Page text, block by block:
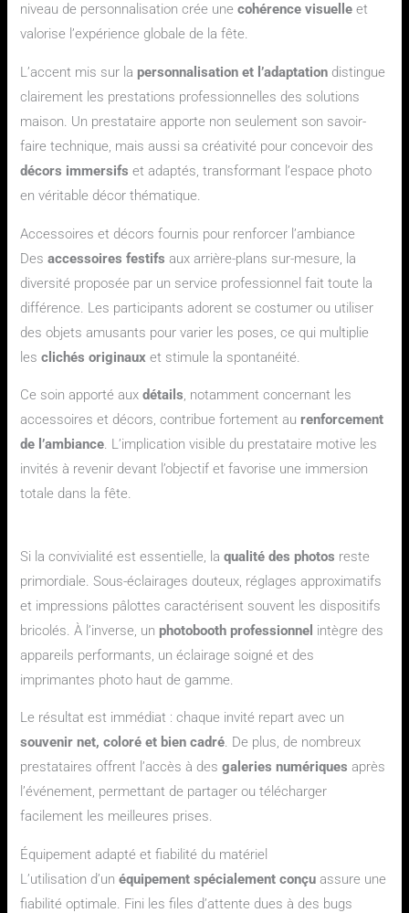
niveau de personnalisation crée unecohérence visuelle et
valorise l’expérience globale de la fête.
L’accent mis sur lapersonnalisation et l’adaptation distingue
clairement les prestations professionnelles des solutions
maison. Un prestataire apporte non seulement son savoir-
faire technique, mais aussi sa créativité pour concevoir des
décors immersifs et adaptés, transformant l’espace photo
en véritable décor thématique.
Accessoires et décors fournis pour renforcer l’ambiance
Desaccessoires festifs aux arrière-plans sur-mesure, la
diversité proposée par un service professionnel fait toute la
différence. Les participants adorent se costumer ou utiliser
des objets amusants pour varier les poses, ce qui multiplie
lesclichés originaux et stimule la spontanéité.
Ce soin apporté auxdétails, notamment concernant les
accessoires et décors, contribue fortement aurenforcement
de l’ambiance. L’implication visible du prestataire motive les
invités à revenir devant l’objectif et favorise une immersion
totale dans la fête.
Si la convivialité est essentielle, laqualité des photos reste
primordiale. Sous-éclairages douteux, réglages approximatifs
et impressions pâlottes caractérisent souvent les dispositifs
bricolés. À l’inverse, unphotobooth professionnel intègre des
appareils performants, un éclairage soigné et des
imprimantes photo haut de gamme.
Le résultat est immédiat : chaque invité repart avec un
souvenir net, coloré et bien cadré. De plus, de nombreux
prestataires offrent l’accès à desgaleries numériques après
l’événement, permettant de partager ou télécharger
facilement les meilleures prises.
Équipement adapté et fiabilité du matériel
L’utilisation d’unéquipement spécialement conçu assure une
fiabilité optimale. Fini les files d’attente dues à des bugs